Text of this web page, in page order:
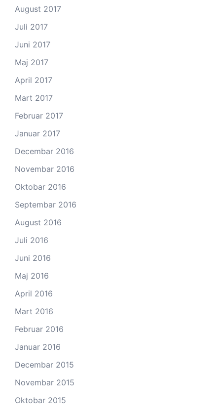
August 2017
Juli 2017
Juni 2017
Maj 2017
April 2017
Mart 2017
Februar 2017
Januar 2017
Decembar 2016
Novembar 2016
Oktobar 2016
Septembar 2016
August 2016
Juli 2016
Juni 2016
Maj 2016
April 2016
Mart 2016
Februar 2016
Januar 2016
Decembar 2015
Novembar 2015
Oktobar 2015